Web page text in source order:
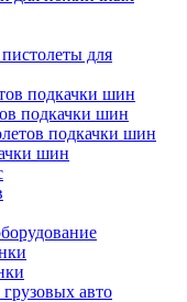
для
подкачки шин
подкачки шин
подкачки шин
шин
авто